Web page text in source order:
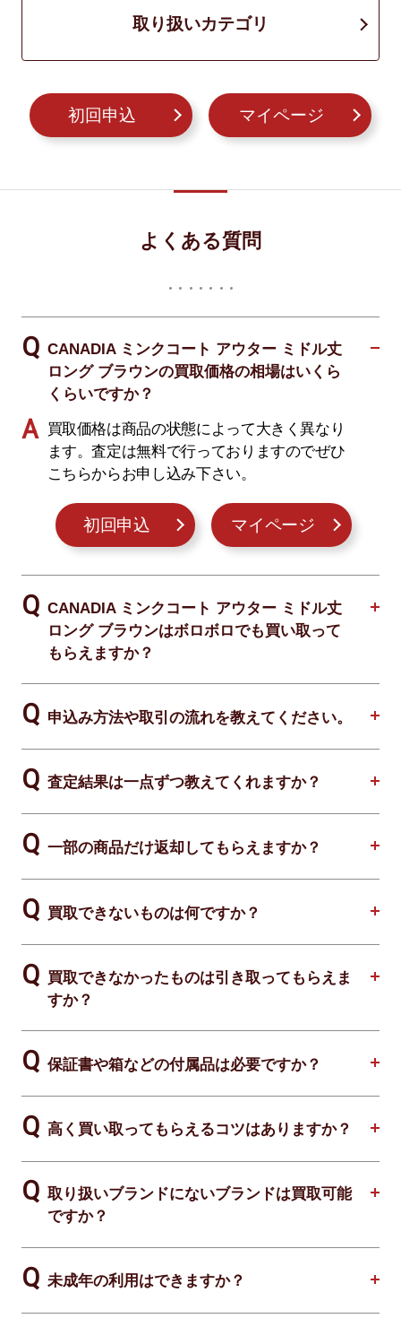
取り扱いカテゴリ
初回申込 マイページ
よくある質問
CANADIA ミンクコート アウター ミドル丈
ロング ブラウンの買取価格の相場はいくら
くらいですか？
買取価格は商品の状態によって大きく異なり
ます。査定は無料で行っておりますのでぜひ
こちらからお申し込み下さい。
初回申込 マイページ
CANADIA ミンクコート アウター ミドル丈
ロング ブラウンはボロボロでも買い取って
もらえますか？
申込み方法や取引の流れを教えてください。
査定結果は一点ずつ教えてくれますか？
一部の商品だけ返却してもらえますか？
買取できないものは何ですか？
買取できなかったものは引き取ってもらえま
すか？
保証書や箱などの付属品は必要ですか？
高く買い取ってもらえるコツはありますか？
取り扱いブランドにないブランドは買取可能
ですか？
未成年の利用はできますか？